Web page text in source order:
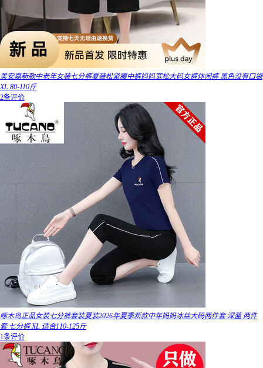
美安嘉新款中老年女装七分裤夏装松紧腰中裤妈妈宽松大码女裤休闲裤 黑色没有口袋
XL 80-110斤
2条评价
啄木鸟正品女装七分裤套装夏装2026年夏季新款中年妈妈冰丝大码两件套 深蓝 两件
套 七分裤 XL 适合110-125斤
1条评价